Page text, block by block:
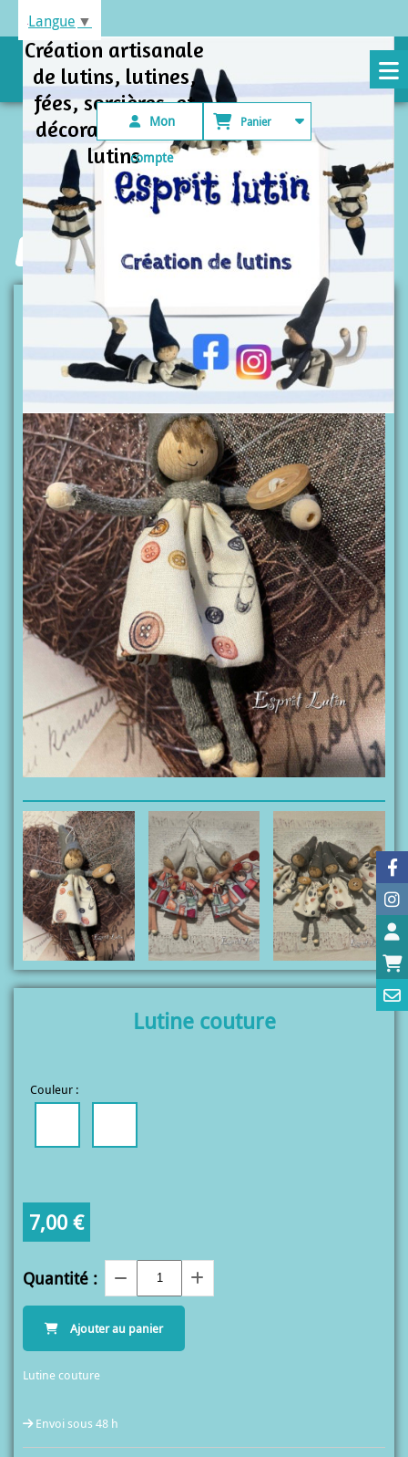
Création artisanale
de lutins, lutines,
fées, sorcières et
décorations avec
lutins
Mon
compte
Panier
Esprit lutin Lutines Lutine couture
Lutine couture
Couleur :
7,00 €
Quantité :
Ajouter au panier
Lutine couture
Envoi sous 48 h
Langue ▼